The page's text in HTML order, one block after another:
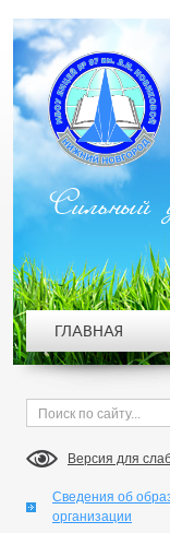
Версия для
Сведения об
организации
Сильный
ГЛАВНАЯ